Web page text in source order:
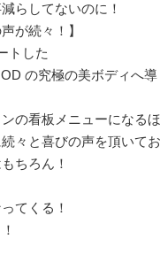
らしてないのに！
が続々！】
トした
の究極の美ボディへ導
の看板メニューになる
々と喜びの声を頂いてお
ちろん！
てくる！